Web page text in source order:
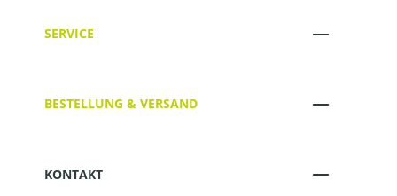
SERVICE
BESTELLUNG & VERSAND
KONTAKT